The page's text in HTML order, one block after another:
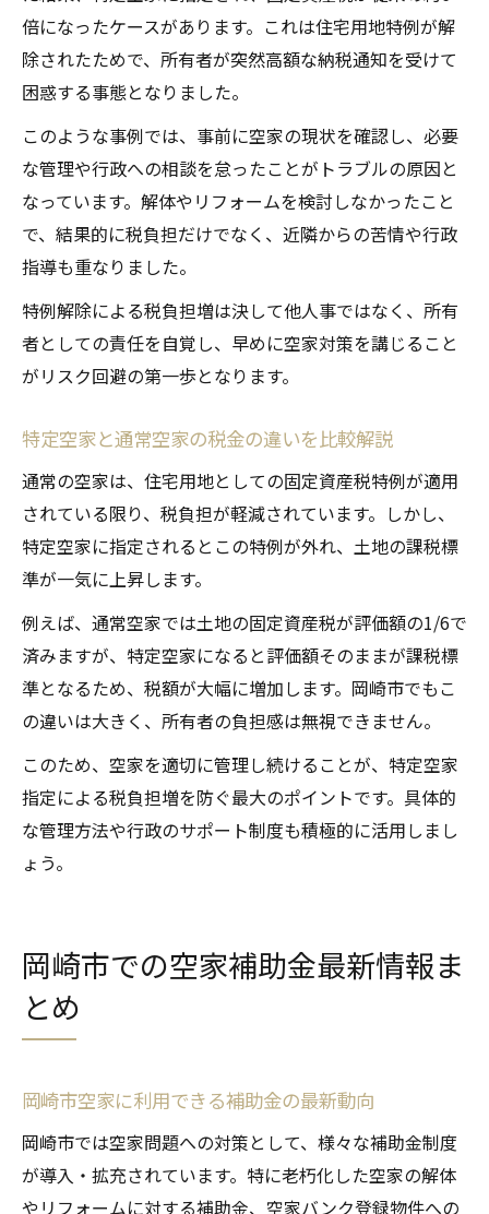
倍になったケースがあります。これは住宅用地特例が解
除されたためで、所有者が突然高額な納税通知を受けて
困惑する事態となりました。
このような事例では、事前に空家の現状を確認し、必要
な管理や行政への相談を怠ったことがトラブルの原因と
なっています。解体やリフォームを検討しなかったこと
で、結果的に税負担だけでなく、近隣からの苦情や行政
指導も重なりました。
特例解除による税負担増は決して他人事ではなく、所有
者としての責任を自覚し、早めに空家対策を講じること
がリスク回避の第一歩となります。
特定空家と通常空家の税金の違いを比較解説
通常の空家は、住宅用地としての固定資産税特例が適用
されている限り、税負担が軽減されています。しかし、
特定空家に指定されるとこの特例が外れ、土地の課税標
準が一気に上昇します。
例えば、通常空家では土地の固定資産税が評価額の1/6で
済みますが、特定空家になると評価額そのままが課税標
準となるため、税額が大幅に増加します。岡崎市でもこ
の違いは大きく、所有者の負担感は無視できません。
このため、空家を適切に管理し続けることが、特定空家
指定による税負担増を防ぐ最大のポイントです。具体的
な管理方法や行政のサポート制度も積極的に活用しまし
ょう。
岡崎市での空家補助金最新情報ま
とめ
岡崎市空家に利用できる補助金の最新動向
岡崎市では空家問題への対策として、様々な補助金制度
が導入・拡充されています。特に老朽化した空家の解体
やリフォームに対する補助金、空家バンク登録物件への